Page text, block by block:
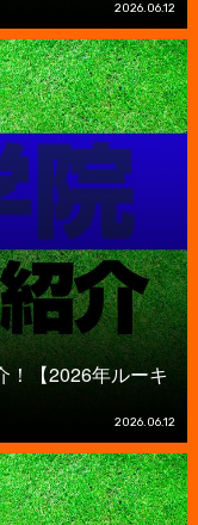
2026.06.12
！【2026年ルーキ
2026.06.12